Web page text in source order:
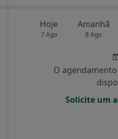
Hoje
7 Ago
Amanhã
8 Ago
O
Solicite um